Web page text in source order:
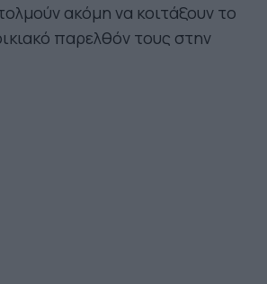
ακόμη να κοιτάξουν το
παρελθόν τους στην